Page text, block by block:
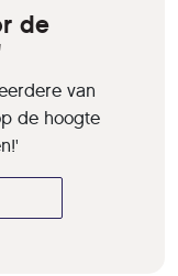
de
van
de hoogte